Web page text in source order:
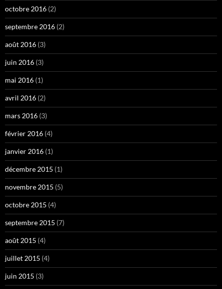
octobre 2016 (2)
septembre 2016 (2)
août 2016 (3)
juin 2016 (3)
mai 2016 (1)
avril 2016 (2)
mars 2016 (3)
février 2016 (4)
janvier 2016 (1)
décembre 2015 (1)
novembre 2015 (5)
octobre 2015 (4)
septembre 2015 (7)
août 2015 (4)
juillet 2015 (4)
juin 2015 (3)